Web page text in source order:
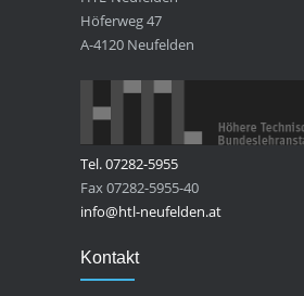
Höferweg 47
A-4120 Neufelden
Tel. 07282-5955
Fax 07282-5955-40
info@htl-neufelden.at
Kontakt